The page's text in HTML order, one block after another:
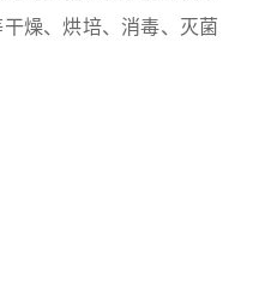
燥、烘培、消毒、灭菌